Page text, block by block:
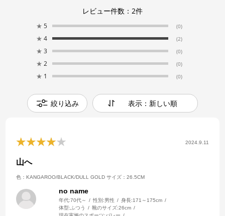
レビュー件数： 2件
★ 5 (0)
★ 4 (2)
★ 3 (0)
★ 2 (0)
★ 1 (0)
絞り込み 表示：新しい順
2024.9.11
山へ
色：KANGAROO/BLACK/DULL GOLD サイズ：26.5CM
no name
年代:70代～ 性別:男性 身長:171～175cm
体型: ふつう 靴のサイズ:26cm